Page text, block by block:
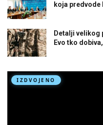
koja
Detalji velikog
Evo tko